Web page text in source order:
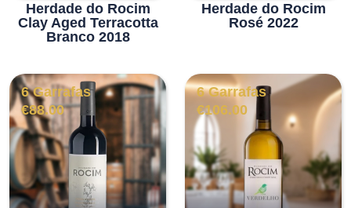
Herdade do Rocim
Clay Aged Terracotta
Branco 2018
Herdade do Rocim
Rosé 2022
6 Garrafas
€88.00
6 Garrafas
€106.00